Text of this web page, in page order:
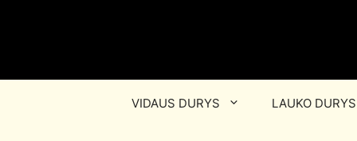
VIDAUS DURYS LAUKO DURYS